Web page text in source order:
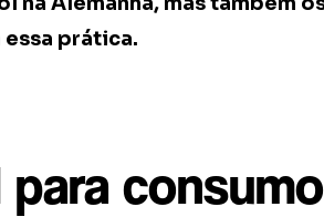
prática.
para